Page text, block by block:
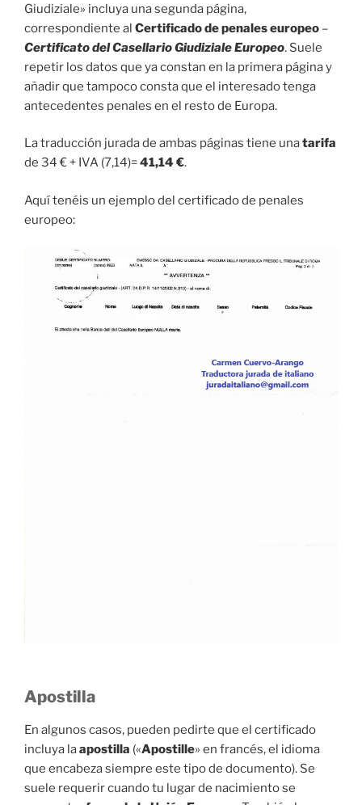
Giudiziale» incluya una segunda página,
correspondiente al Certificado de penales europeo –
Certificato del Casellario Giudiziale Europeo. Suele
repetir los datos que ya constan en la primera página y
añadir que tampoco consta que el interesado tenga
antecedentes penales en el resto de Europa.
La traducción jurada de ambas páginas tiene unatarifa
de 34 € + IVA (7,14)=41,14 €.
Aquí tenéis un ejemplo del certificado de penales
europeo:
Apostilla
En algunos casos, pueden pedirte que el certificado
incluya laapostilla («Apostille» en francés, el idioma
que encabeza siempre este tipo de documento). Se
suele requerir cuando tu lugar de nacimiento se